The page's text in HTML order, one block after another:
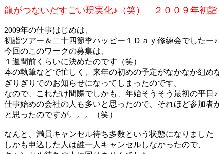
龍がつないだすごい現実化♪（笑） ２００９年初詣
2009年の仕事はじめは、
初詣ツアー＆二十四節季ハッピー１Ｄａｙ修練会でしたー♪
今回のこのワークの募集は、
１週間前くらいに決めたのです（笑）
本の執筆などで忙しく、来年の初めの予定がなかなか組め
ぎりぎりでのお知らせになってしまったのです。
なので、これだけ間際でしかも、年始そうそう最初の平日♪
仕事始めの会社の人も多いと思ったので、それほど参加者
と思ったのですが。。。（笑）
なんと、満員キャンセル待ち多数という状態になりました
しかも申込した人は誰一人キャンセルしなかったので、